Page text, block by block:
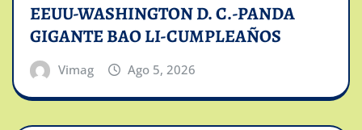
EEUU-WASHINGTON D. C.-PANDA
GIGANTE BAO LI-CUMPLEAÑOS
Vimag Ago 5, 2026